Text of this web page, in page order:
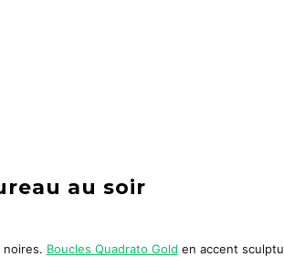
au soir
noires. Boucles Quadrato Gold en accent